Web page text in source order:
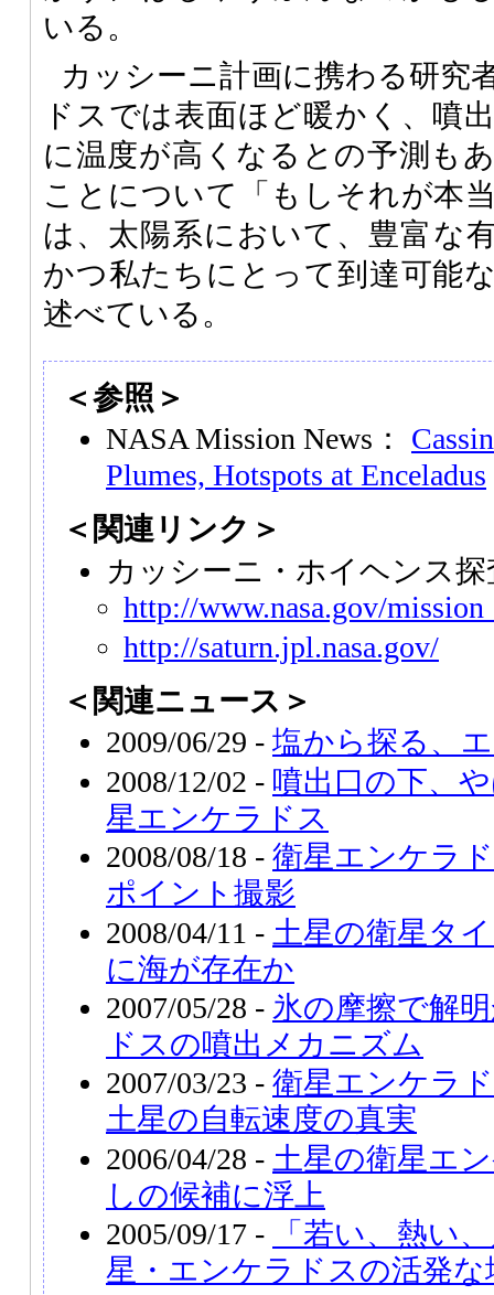
いる。
カッシーニ計画に携わる研究
ドスでは表面ほど暖かく、噴
に温度が高くなるとの予測も
ことについて「もしそれが本
は、太陽系において、豊富な
かつ私たちにとって到達可能
述べている。
＜参照＞
NASA Mission News：
Plumes, Hotspots at Enceladus
＜関連リンク＞
カッシーニ・ホイヘンス探
http://www.nasa.gov/
http://saturn.jpl.nasa.gov/
＜関連ニュース＞
2009/06/29 - 塩から探る、
2008/12/02 - 噴出口の下、
星エンケラドス
2008/08/18 - 衛星エンケラ
ポイント撮影
2008/04/11 - 土星の衛星タ
に海が存在か
2007/05/28 - 氷の摩擦で解
ドスの噴出メカニズム
2007/03/23 - 衛星エンケラ
土星の自転速度の真実
2006/04/28 - 土星の衛星エ
しの候補に浮上
2005/09/17 -
「若い、熱い
星・エンケラドスの活発な